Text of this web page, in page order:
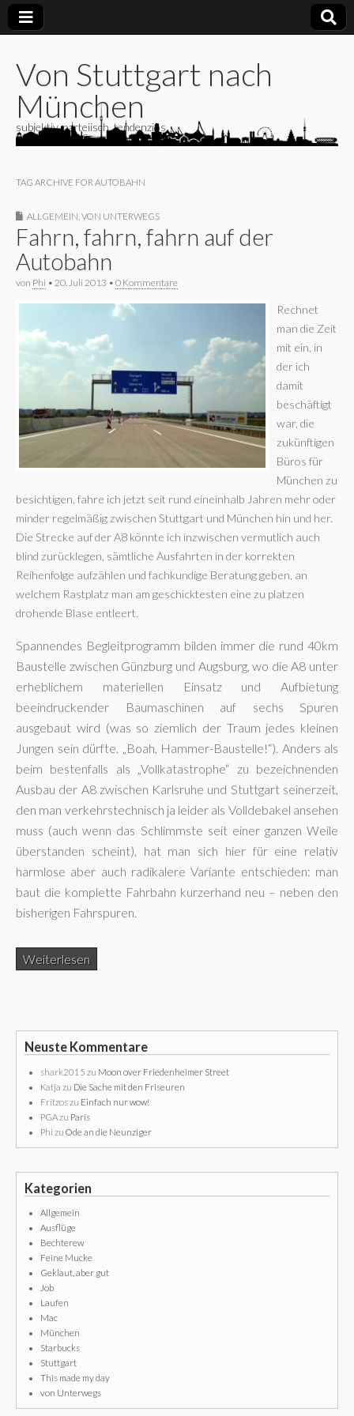
Von Stuttgart nach
München
subjektiv, parteiisch, tendenziös
TAG ARCHIVE FOR AUTOBAHN
ALLGEMEIN VON UNTERWEGS
Fahrn, fahrn, fahrn auf der
Autobahn
von Phi • 20. Juli 2013 • 0 Kommentare
Rechnet
man die Zeit
mit ein, in
der ich
damit
beschäftigt
war, die
zukünftigen
Büros für
München zu
besichtigen, fahre ich jetzt seit rund eineinhalb Jahren mehr oder
minder regelmäßig zwischen Stuttgart und München hin und her.
Die Strecke auf der A8 könnte ich inzwischen vermutlich auch
blind zurücklegen, sämtliche Ausfahrten in der korrekten
Reihenfolge aufzählen und fachkundige Beratung geben, an
welchem Rastplatz man am geschicktesten eine zu platzen
drohende Blase entleert.
Spannendes Begleitprogramm bilden immer die rund 40km
Baustelle zwischen Günzburg und Augsburg, wo die A8 unter
erheblichem materiellen Einsatz und Aufbietung
beeindruckender Baumaschinen auf sechs Spuren
ausgebaut wird (was so ziemlich der Traum jedes kleinen
Jungen sein dürfte. „Boah, Hammer-Baustelle!“). Anders als
beim bestenfalls als „Vollkatastrophe“ zu bezeichnenden
Ausbau der A8 zwischen Karlsruhe und Stuttgart seinerzeit,
den man verkehrstechnisch ja leider als Volldebakel ansehen
muss (auch wenn das Schlimmste seit einer ganzen Weile
überstanden scheint), hat man sich hier für eine relativ
harmlose aber auch radikalere Variante entschieden: man
baut die komplette Fahrbahn kurzerhand neu – neben den
bisherigen Fahrspuren.
Weiterlesen
Neuste Kommentare
shark2015 zu Moon over Friedenheimer Street
Katja zu Die Sache mit den Friseuren
Fritzoszu Einfach nur wow!
PGAzu Paris
Phi zu Ode an die Neunziger
Kategorien
Allgemein
Ausflüge
Bechterew
Feine Mucke
Geklaut, aber gut
Job
Laufen
Mac
München
Starbucks
Stuttgart
This made my day
von Unterwegs